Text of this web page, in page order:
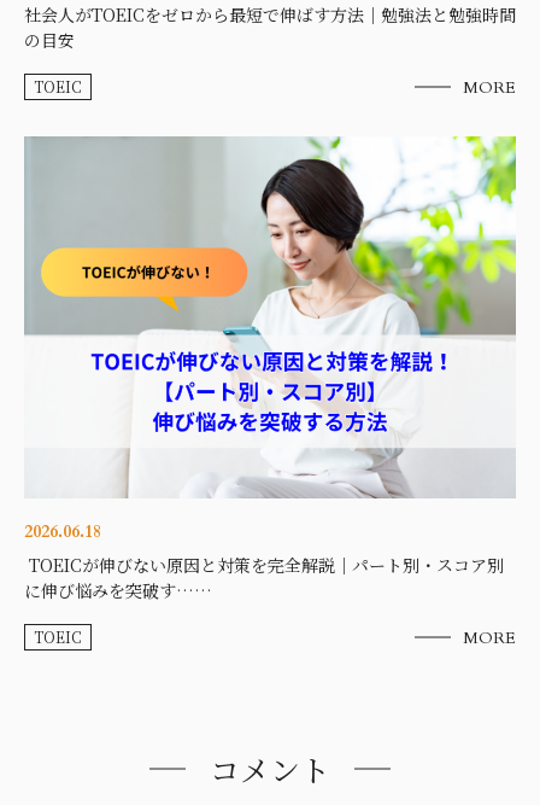
社会人がTOEICをゼロから最短で伸ばす方法｜勉強法と勉強時間
の目安
TOEIC MORE
2026.06.18
TOEICが伸びない原因と対策を完全解説｜パート別・スコア別
に伸び悩みを突破す……
TOEIC MORE
コメント